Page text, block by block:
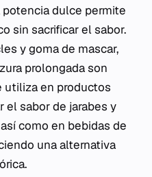
dulce permite
sin sacrificar el sabor.
y goma de mascar,
prolongada son
utiliza en productos
el sabor de jarabes y
como en bebidas de
una alternativa